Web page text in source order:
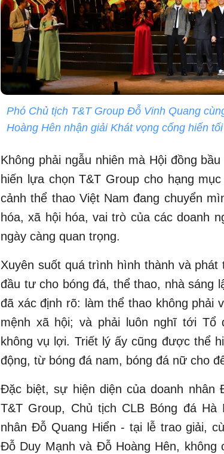
Phó Chủ tịch T&T Group Đỗ Vinh Quang
Hoàng Hên nhận giải Khát vọng cống hiến
Không phải ngẫu nhiên mà Hội đồng
hiến lựa chọn T&T Group cho hạng
cảnh thể thao Việt Nam đang chuyển
hóa, xã hội hóa, vai trò của các doanh
ngày càng quan trọng.
Xuyên suốt quá trình hình thành và phát
đầu tư cho bóng đá, thể thao, nhà sáng
đã xác định rõ: làm thể thao không phải
mệnh xã hội; và phải luôn nghĩ tới Tổ
không vụ lợi. Triết lý ấy cũng được thể
động, từ bóng đá nam, bóng đá nữ cho
Đặc biệt, sự hiện diện của doanh nhân
T&T Group, Chủ tịch CLB Bóng đá
nhân Đỗ Quang Hiển - tại lễ trao giải,
Đỗ Duy Mạnh và Đỗ Hoàng Hên,